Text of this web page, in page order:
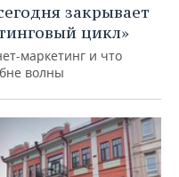
закрывает
цикл»
маркетинг и что
волны